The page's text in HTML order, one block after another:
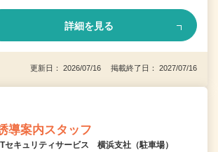
詳細を見る
更新日： 2026/07/16 掲載終了日： 2027/07/16
導案内スタッフ
セキュリティサービス 横浜支社（駐車場）